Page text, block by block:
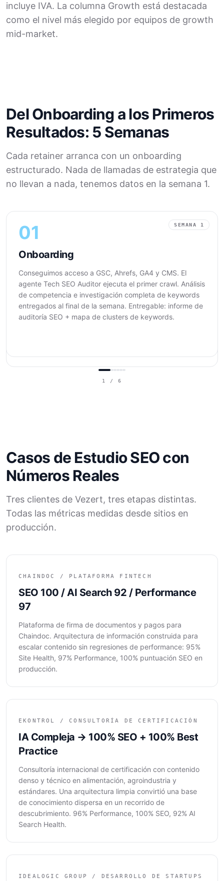
incluye IVA. La columna Growth está destacada
como el nivel más elegido por equipos de growth
mid-market.
Del Onboarding a los Primeros
Resultados: 5 Semanas
Cada retainer arranca con un onboarding
estructurado. Nada de llamadas de estrategia que
no llevan a nada, tenemos datos en la semana 1.
SEMANA 2
02
Estrategia
Content Cluster Planner construye la arquitectura hub-
spoke. Roadmap de SEO técnico priorizado por impacto.
Lista de targets de link building generada. Primeros
briefs de contenido escritos. Entregable: calendario de
contenido a 3 meses + roadmap de SEO técnico +
03
Primeros artículos publicados. Correcciones técnicas
implementadas. Outreach iniciado. El agente Schema
Generator añade datos estructurados a todas las
páginas nuevas. El agente Internal Linker se ejecuta
SEMANA 1
01
Onboarding
Conseguimos acceso a GSC, Ahrefs, GA4 y CMS. El
agente Tech SEO Auditor ejecuta el primer crawl. Análisis
de competencia e investigación completa de keywords
entregados al final de la semana. Entregable: informe de
auditoría SEO + mapa de clusters de keywords.
1 / 6
Casos de Estudio SEO con
Números Reales
Tres clientes de Vezert, tres etapas distintas.
Todas las métricas medidas desde sitios en
producción.
CHAINDOC / PLATAFORMA FINTECH
SEO 100 / AI Search 92 / Performance
97
Plataforma de firma de documentos y pagos para
Chaindoc. Arquitectura de información construida para
escalar contenido sin regresiones de performance: 95%
Site Health, 97% Performance, 100% puntuación SEO en
producción.
EKONTROL / CONSULTORÍA DE CERTIFICACIÓN
IA Compleja → 100% SEO + 100% Best
Practice
Consultoría internacional de certificación con contenido
denso y técnico en alimentación, agroindustria y
estándares. Una arquitectura limpia convirtió una base
de conocimiento dispersa en un recorrido de
descubrimiento. 96% Performance, 100% SEO, 92% AI
Search Health.
IDEALOGIC GROUP / DESARROLLO DE STARTUPS